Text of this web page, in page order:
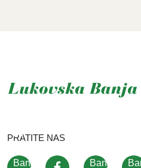
PRATITE NAS